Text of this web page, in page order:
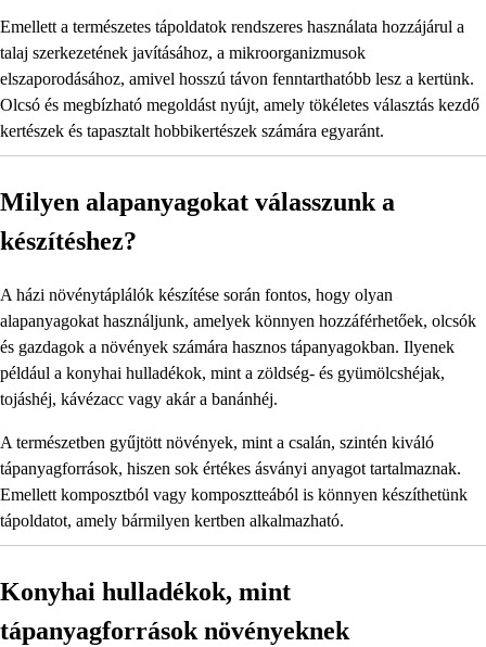
Emellett a természetes tápoldatok rendszeres használata hozzájárul a
talaj szerkezetének javításához, a mikroorganizmusok
elszaporodásához, amivel hosszú távon fenntarthatóbb lesz a kertünk.
Olcsó és megbízható megoldást nyújt, amely tökéletes választás kezdő
kertészek és tapasztalt hobbikertészek számára egyaránt.
Milyen alapanyagokat válasszunk a
készítéshez?
A házi növénytáplálók készítése során fontos, hogy olyan
alapanyagokat használjunk, amelyek könnyen hozzáférhetőek, olcsók
és gazdagok a növények számára hasznos tápanyagokban. Ilyenek
például a konyhai hulladékok, mint a zöldség- és gyümölcshéjak,
tojáshéj, kávézacc vagy akár a banánhéj.
A természetben gyűjtött növények, mint a csalán, szintén kiváló
tápanyagforrások, hiszen sok értékes ásványi anyagot tartalmaznak.
Emellett komposztból vagy komposztteából is könnyen készíthetünk
tápoldatot, amely bármilyen kertben alkalmazható.
Konyhai hulladékok, mint
tápanyagforrások növényeknek